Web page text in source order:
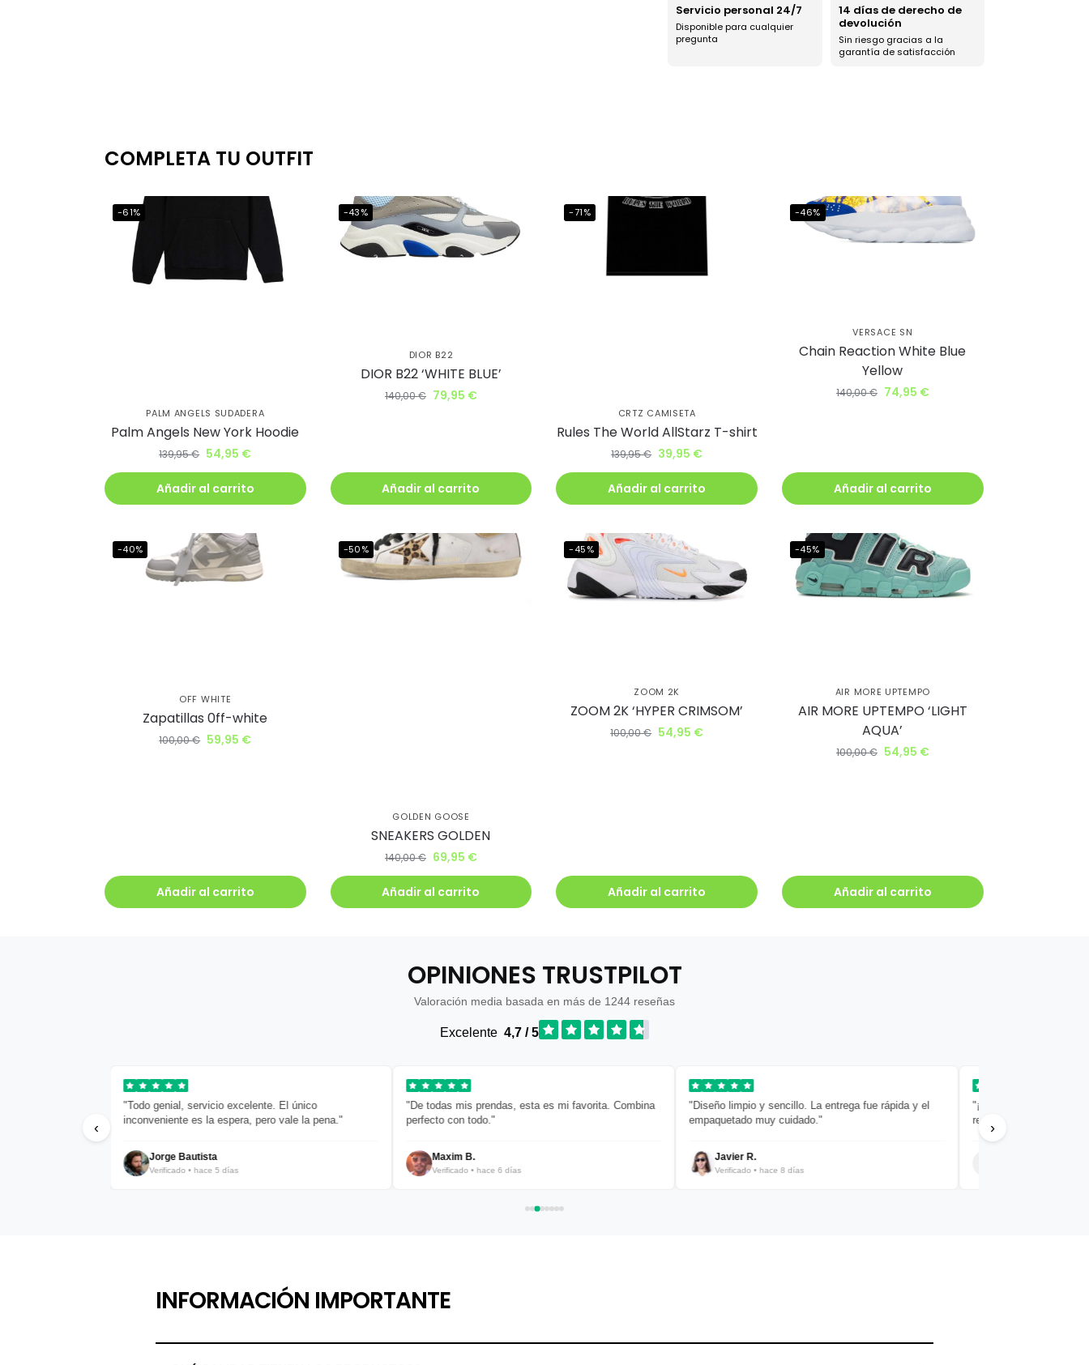
Servicio personal 24/7
Disponible para cualquier
pregunta
14 días de derecho de
devolución
Sin riesgo gracias a la
garantía de satisfacción
COMPLETA TU OUTFIT
-61%
PALM ANGELS SUDADERA
Palm Angels New York Hoodie
139,95€ 54,95 €
Añadir al carrito
-43%
DIOR B22
DIOR B22 ‘WHITE BLUE’
140,00€ 79,95 €
Añadir al carrito
-71%
CRTZ CAMISETA
Rules The World AllStarz T-shirt
139,95€ 39,95 €
Añadir al carrito
-46%
VERSACE SN
Chain Reaction White Blue
Yellow
140,00€ 74,95 €
Añadir al carrito
-40%
OFF WHITE
Zapatillas 0ff-white
100,00€ 59,95 €
Añadir al carrito
-50%
GOLDEN GOOSE
SNEAKERS GOLDEN
140,00€ 69,95 €
Añadir al carrito
-45%
ZOOM 2K
ZOOM 2K ‘HYPER CRIMSOM’
100,00€ 54,95 €
Añadir al carrito
-45%
AIR MORE UPTEMPO
AIR MORE UPTEMPO ‘LIGHT
AQUA’
100,00€ 54,95 €
Añadir al carrito
OPINIONES TRUSTPILOT
Valoración media basada en más de 1244 reseñas
Excelente 4,7 / 5
‹
"Todo genial, servicio excelente. El único
inconveniente es la espera, pero vale la pena."
Jorge Bautista
Verificado • hace 5 días
"De todas mis prendas, esta es mi favorita. Combina
perfecto con todo."
Maxim B.
Verificado • hace 6 días
"Diseño limpio y sencillo. La entrega fue rápida y el
empaquetado muy cuidado."
Javier R.
Verificado • hace 8 días
"¡Todo perfecto! Calidad,
recomiendo totalmente."
›
INFORMACIÓN IMPORTANTE
Ahorra uniéndote
al club BJ Kicks y
llévate un 5% de
descuento.